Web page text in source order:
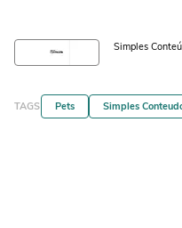
— KOLO8Simples
TAGS Pets Simples